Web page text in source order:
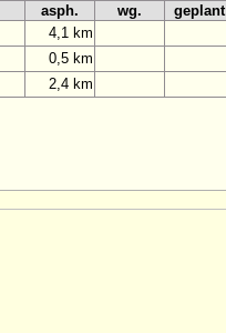
asph. wg.
geplant
4,1 km
0,5 km
2,4 km